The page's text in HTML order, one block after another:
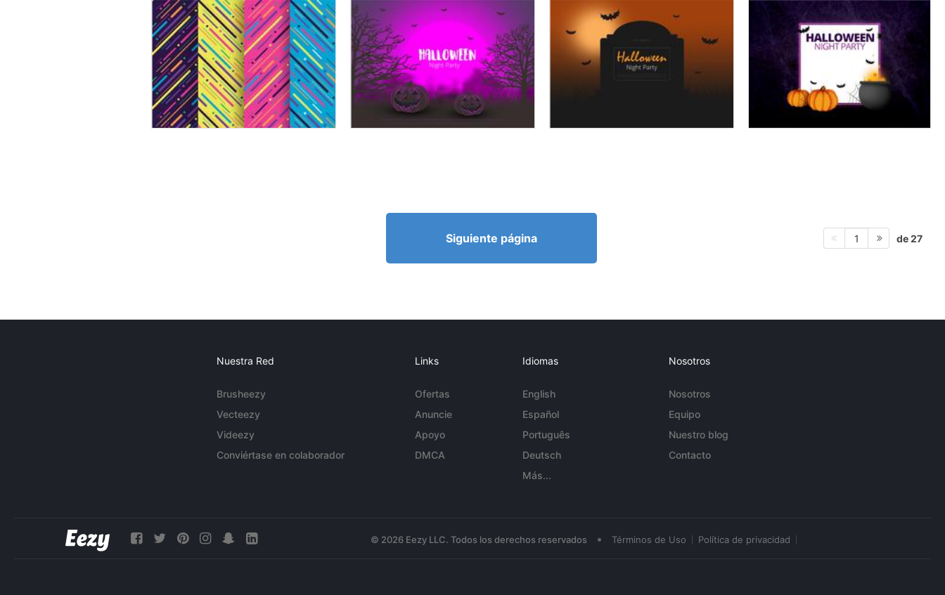
Siguiente página 1 de 27
Nuestra Red
Brusheezy
Vecteezy
Videezy
Conviértase en colaborador
Links
Ofertas
Anuncie
Apoyo
DMCA
Idiomas
English
Español
Português
Deutsch
Más...
Nosotros
Nosotros
Equipo
Nuestro blog
Contacto
© 2026 Eezy LLC. Todos los derechos reservados • Términos de Uso Política de privacidad